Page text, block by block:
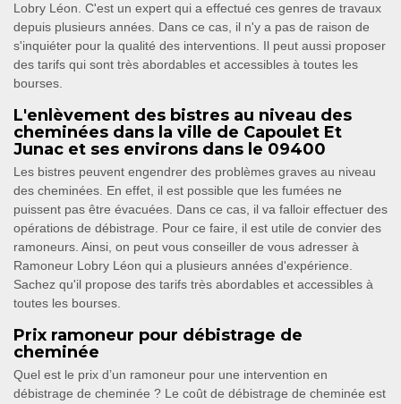
Lobry Léon. C'est un expert qui a effectué ces genres de travaux
depuis plusieurs années. Dans ce cas, il n'y a pas de raison de
s'inquiéter pour la qualité des interventions. Il peut aussi proposer
des tarifs qui sont très abordables et accessibles à toutes les
bourses.
L'enlèvement des bistres au niveau des
cheminées dans la ville de Capoulet Et
Junac et ses environs dans le 09400
Les bistres peuvent engendrer des problèmes graves au niveau
des cheminées. En effet, il est possible que les fumées ne
puissent pas être évacuées. Dans ce cas, il va falloir effectuer des
opérations de débistrage. Pour ce faire, il est utile de convier des
ramoneurs. Ainsi, on peut vous conseiller de vous adresser à
Ramoneur Lobry Léon qui a plusieurs années d'expérience.
Sachez qu'il propose des tarifs très abordables et accessibles à
toutes les bourses.
Prix ramoneur pour débistrage de
cheminée
Quel est le prix d’un ramoneur pour une intervention en
débistrage de cheminée ? Le coût de débistrage de cheminée est